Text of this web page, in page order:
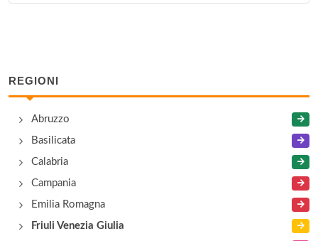
REGIONI
Abruzzo
Basilicata
Calabria
Campania
Emilia Romagna
Friuli Venezia Giulia